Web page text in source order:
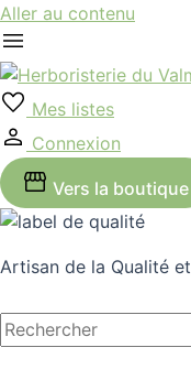
Aller au contenu
Mes listes
Connexion
Vers la boutique
Artisan de la Qualité